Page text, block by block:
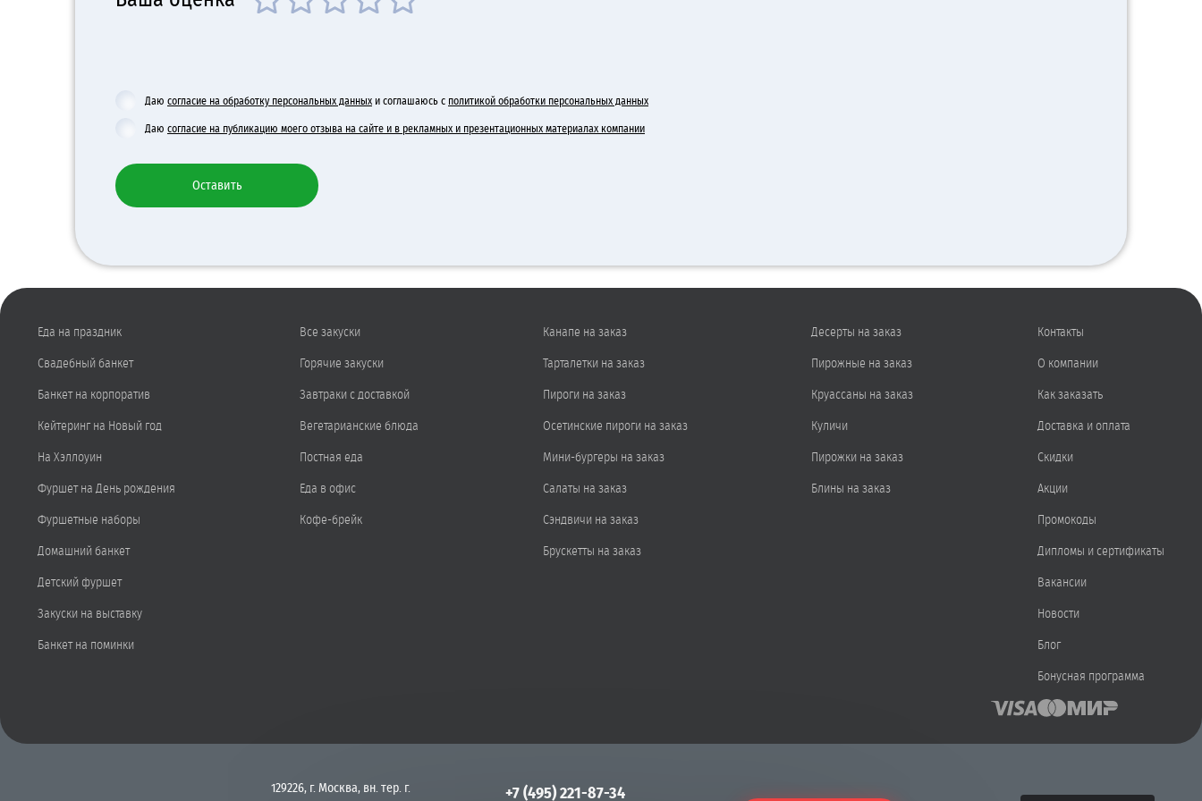
Даю согласие на обработку персональных данных и соглашаюсь с политикой обработки персональных данных
Даю согласие на публикацию моего отзыва на сайте и в рекламных и презентационных материалах компании
Оставить
Еда на праздник
Свадебный банкет
Банкет на корпоратив
Кейтеринг на Новый год
На Хэллоуин
Фуршет на День рождения
Фуршетные наборы
Домашний банкет
Детский фуршет
Закуски на выставку
Банкет на поминки
Все закуски
Горячие закуски
Завтраки с доставкой
Вегетарианские блюда
Постная еда
Еда в офис
Кофе-брейк
Канапе на заказ
Тарталетки на заказ
Пироги на заказ
Осетинские пироги на заказ
Мини-бургеры на заказ
Салаты на заказ
Сэндвичи на заказ
Брускетты на заказ
Десерты на заказ
Пирожные на заказ
Круассаны на заказ
Куличи
Пирожки на заказ
Блины на заказ
Контакты
О компании
Как заказать
Доставка и оплата
Скидки
Акции
Промокоды
Дипломы и сертификаты
Вакансии
Новости
Блог
Бонусная программа
129226, г. Москва, вн. тер. г. +7 (495) 221-87-34